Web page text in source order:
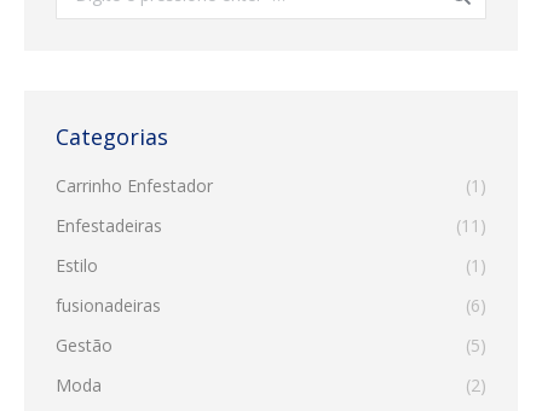
Categorias
Carrinho Enfestador
(1)
Enfestadeiras
(11)
Estilo
(1)
fusionadeiras
(6)
Gestão
(5)
Moda
(2)